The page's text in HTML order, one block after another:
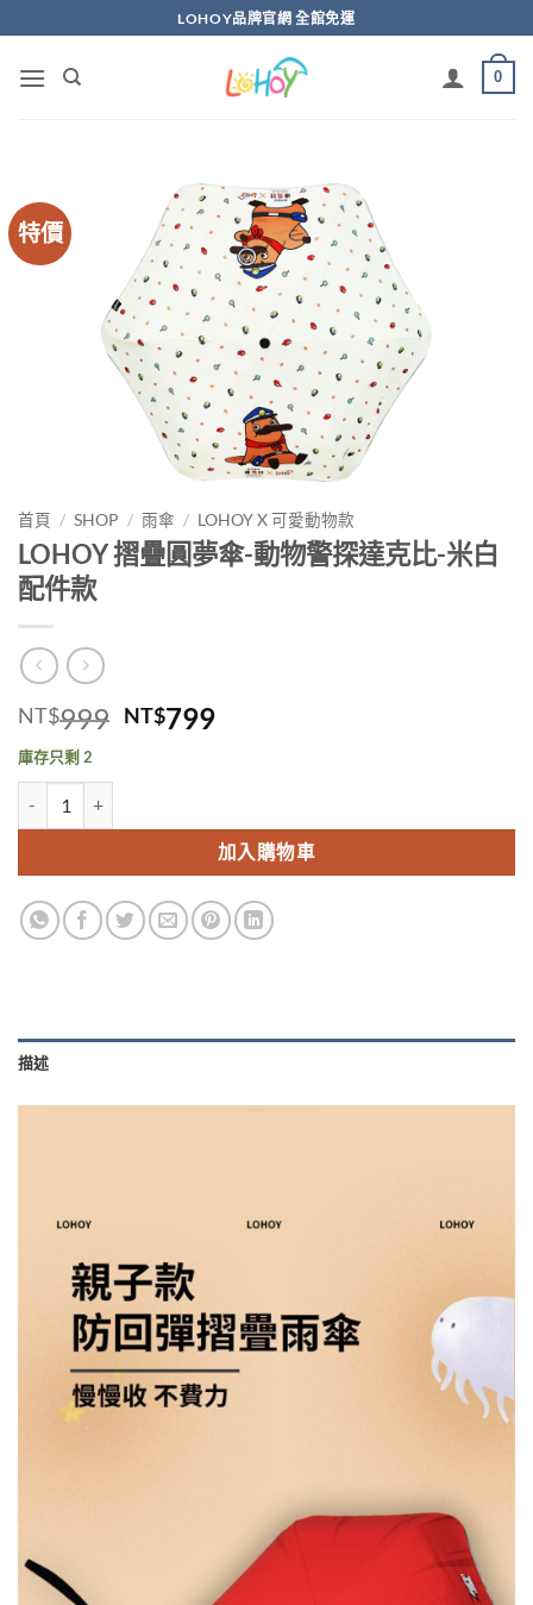
to
content
LOHOY品牌官網 全館免運
0
特價
首頁 / SHOP / 雨傘 / LOHOY X 可愛動物款
LOHOY 摺疊圓夢傘-動物警探達克比-米白
配件款
NT$999 原
NT$999。
NT$799目
NT$799。
庫存只剩 2
加入購物車
描述